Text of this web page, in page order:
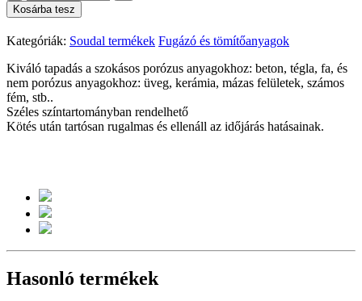
Kosárba tesz
Kategóriák: Soudal termékek Fugázó és tömítőanyagok
Kiváló tapadás a szokásos porózus anyagokhoz: beton, tégla, fa, és
nem porózus anyagokhoz: üveg, kerámia, mázas felületek, számos
fém, stb..
Széles színtartományban rendelhető
Kötés után tartósan rugalmas és ellenáll az időjárás hatásainak.
Hasonló termékek